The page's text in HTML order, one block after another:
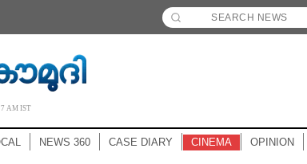
AM IST
NEWS 360 CASE DIARY CINEMA OPINION